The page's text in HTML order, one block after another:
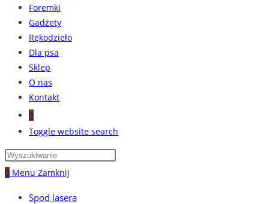
Foremki
Gadżety
Rękodzieło
Dla psa
Sklep
O nas
Kontakt
0
Toggle website search
0 Menu Zamknij
Spod lasera